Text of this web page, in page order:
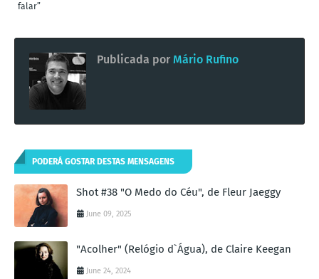
falar”
Publicada por Mário Rufino
PODERÁ GOSTAR DESTAS MENSAGENS
Shot #38 "O Medo do Céu", de Fleur Jaeggy
June 09, 2025
"Acolher" (Relógio d`Água), de Claire Keegan
June 24, 2024